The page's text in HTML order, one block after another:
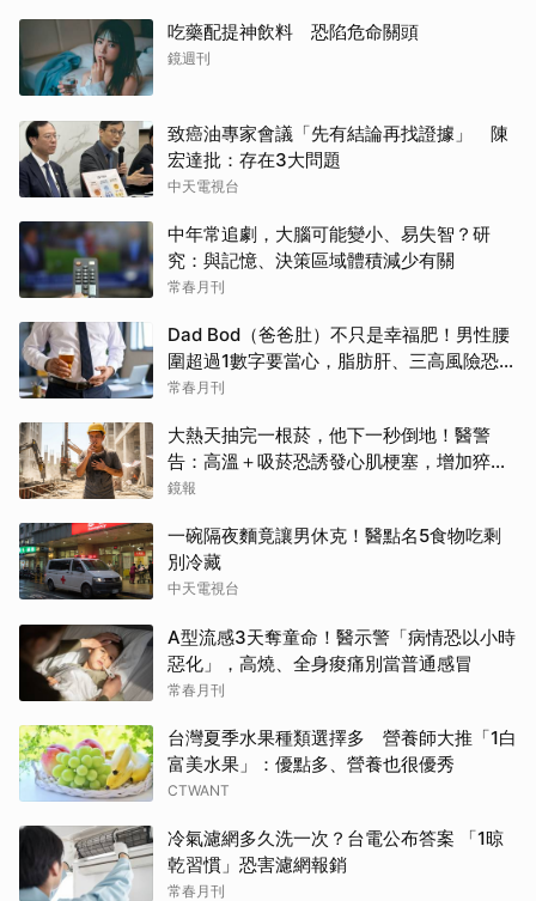
吃藥配提神飲料 恐陷危命關頭
鏡週刊
致癌油專家會議「先有結論再找證據」 陳
宏達批：存在3大問題
中天電視台
中年常追劇，大腦可能變小、易失智？研
究：與記憶、決策區域體積減少有關
常春月刊
Dad Bod（爸爸肚）不只是幸福肥！男性腰
圍超過1數字要當心，脂肪肝、三高風險恐悄
悄累積
常春月刊
大熱天抽完一根菸，他下一秒倒地！醫警
告：高溫＋吸菸恐誘發心肌梗塞，增加猝死
風險
鏡報
一碗隔夜麵竟讓男休克！醫點名5食物吃剩
別冷藏
中天電視台
A型流感3天奪童命！醫示警「病情恐以小時
惡化」，高燒、全身痠痛別當普通感冒
常春月刊
台灣夏季水果種類選擇多 營養師大推「1白
富美水果」：優點多、營養也很優秀
CTWANT
冷氣濾網多久洗一次？台電公布答案 「1晾
乾習慣」恐害濾網報銷
常春月刊